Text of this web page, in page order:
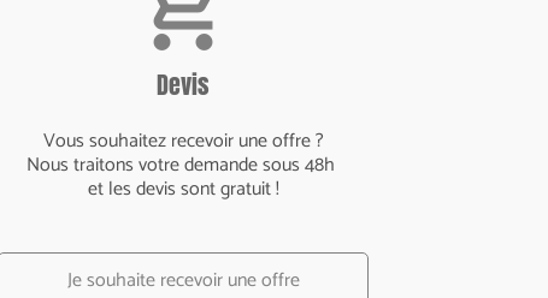
Devis
Vous souhaitez recevoir une offre ?
Nous traitons votre demande sous 48h
et les devis sont gratuit !
Je souhaite recevoir une offre